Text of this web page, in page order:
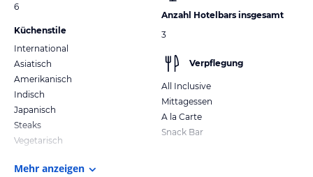
6
Küchenstile
International
Asiatisch
Amerikanisch
Indisch
Japanisch
Steaks
Vegetarisch
Anzahl Hotelbars insgesamt
3
Verpflegung
All Inclusive
Mittagessen
A la Carte
Snack Bar
Mehr anzeigen